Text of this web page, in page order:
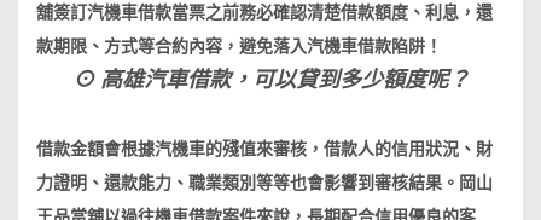
舖簽訂汽機車借款當票之前務必確認清楚借款額度、利息，還
款期限、方式等合約內容，避免落入汽機車借款陷阱 ！
⊙ 高雄汽車借款，可以貸到多少額度呢？
借款金額會根據汽機車的殘值來審核，借款人的信用狀況、財
力證明、還款能力、職業類別等等也會影響到審核結果。岡山